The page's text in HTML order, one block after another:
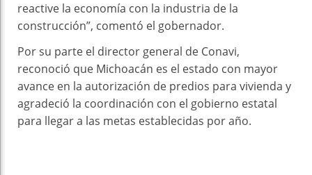
reactive la economía con la industria de la
construcción”, comentó el gobernador.
Por su parte el director general de Conavi,
reconoció que Michoacán es el estado con mayor
avance en la autorización de predios para vivienda y
agradeció la coordinación con el gobierno estatal
para llegar a las metas establecidas por año.